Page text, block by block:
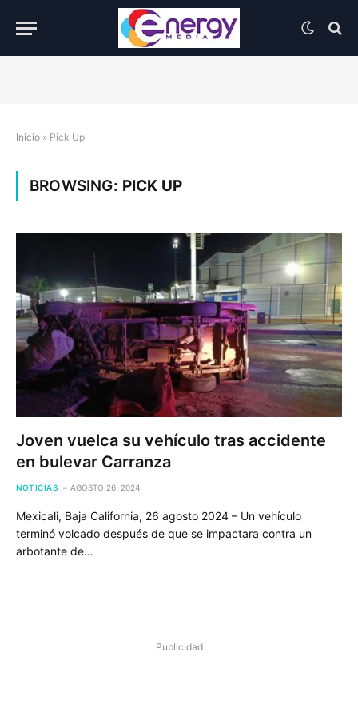
Inicio » Pick Up
BROWSING: PICK UP
Joven vuelca su vehículo tras accidente
en bulevar Carranza
NOTICIAS AGOSTO 26, 2024
Mexicali, Baja California, 26 agosto 2024 – Un vehículo
terminó volcado después de que se impactara contra un
arbotante de…
Publicidad